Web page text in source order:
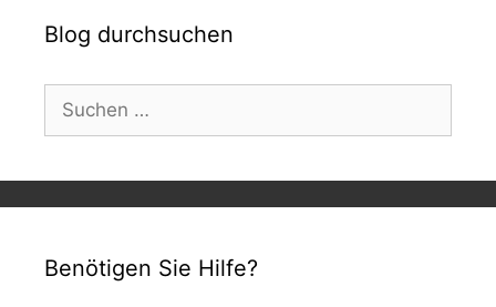
Blog durchsuchen
nach:
Benötigen Sie Hilfe?